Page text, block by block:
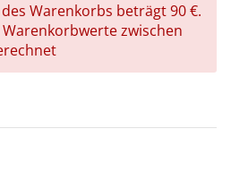
Warenkorbs beträgt 90 €.
zwischen